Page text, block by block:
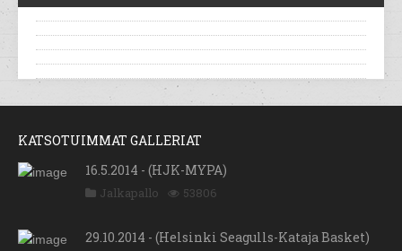
KATSOTUIMMAT GALLERIAT
16.5.2014 - (HJK-MYPA)
Jalkapallo 53806
29.10.2014 - (Helsinki Seagulls-Kataja Basket)